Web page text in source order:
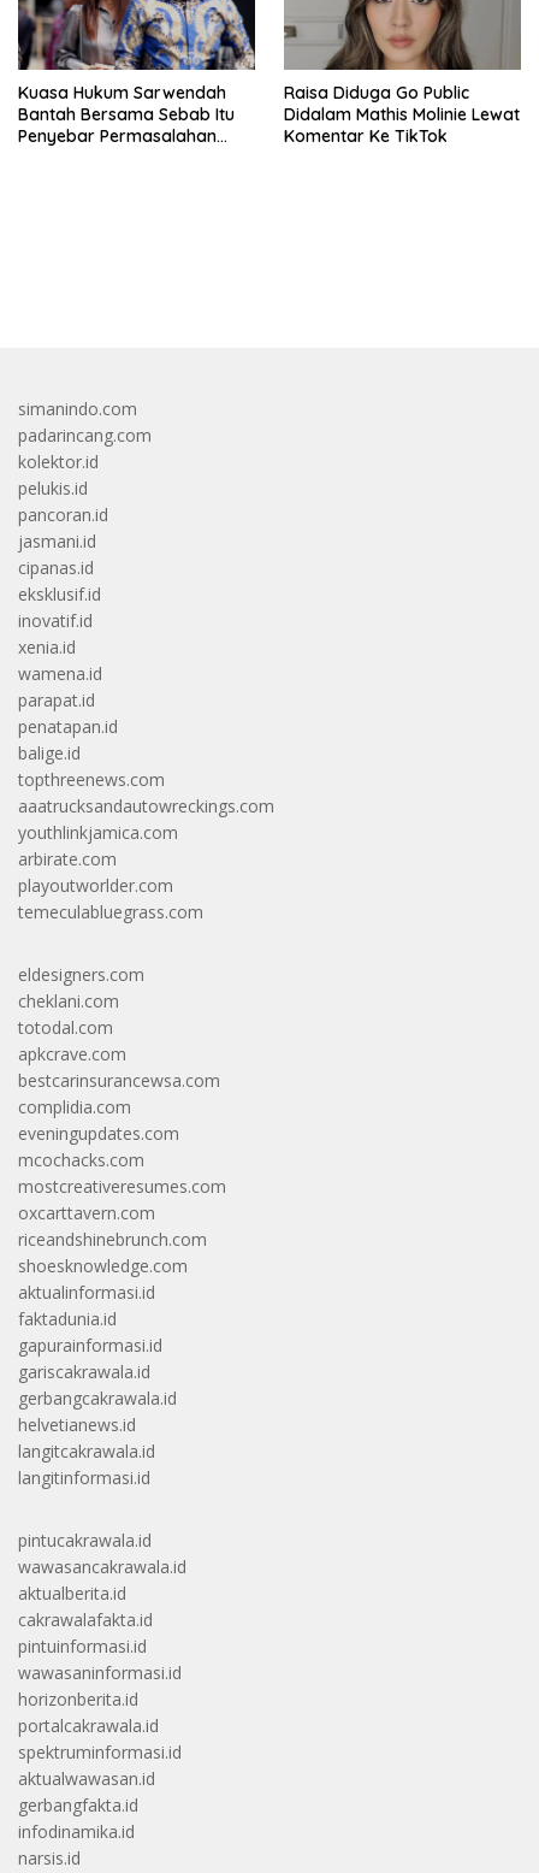
Kuasa Hukum Sarwendah
Bantah Bersama Sebab Itu
Penyebar Permasalahan
Raisa Diduga Go Public
Didalam Mathis Molinie Lewat
Komentar Ke TikTok
simanindo.com
padarincang.com
kolektor.id
pelukis.id
pancoran.id
jasmani.id
cipanas.id
eksklusif.id
inovatif.id
xenia.id
wamena.id
parapat.id
penatapan.id
balige.id
topthreenews.com
aaatrucksandautowreckings.com
youthlinkjamica.com
arbirate.com
playoutworlder.com
temeculabluegrass.com
eldesigners.com
cheklani.com
totodal.com
apkcrave.com
bestcarinsurancewsa.com
complidia.com
eveningupdates.com
mcochacks.com
mostcreativeresumes.com
oxcarttavern.com
riceandshinebrunch.com
shoesknowledge.com
aktualinformasi.id
faktadunia.id
gapurainformasi.id
gariscakrawala.id
gerbangcakrawala.id
helvetianews.id
langitcakrawala.id
langitinformasi.id
pintucakrawala.id
wawasancakrawala.id
aktualberita.id
cakrawalafakta.id
pintuinformasi.id
wawasaninformasi.id
horizonberita.id
portalcakrawala.id
spektruminformasi.id
aktualwawasan.id
gerbangfakta.id
infodinamika.id
narsis.id